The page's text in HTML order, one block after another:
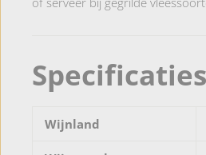
Specificaties
Wijnland